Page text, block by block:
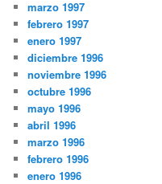
marzo 1997
febrero 1997
enero 1997
diciembre 1996
noviembre 1996
octubre 1996
mayo 1996
abril 1996
marzo 1996
febrero 1996
enero 1996